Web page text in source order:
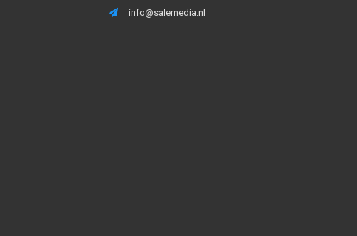
info@salemedia.nl